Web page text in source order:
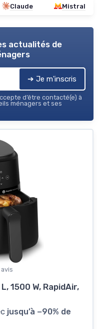
Claude Mistral
actualités de
➔ Je m'inscris
d’être contacté(e) à
ménagers et ses
1500 W, RapidAir,
jusqu’à −90% de